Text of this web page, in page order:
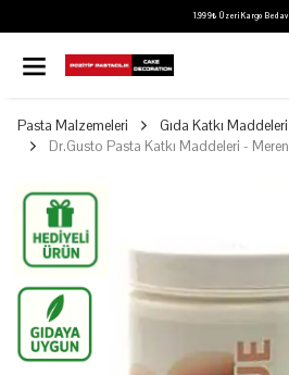
1.999₺ Üzeri Kargo
Pasta Malzemeleri
Gıda Katkı Maddeleri
Dr.Gusto Pasta Katkı Maddeleri -